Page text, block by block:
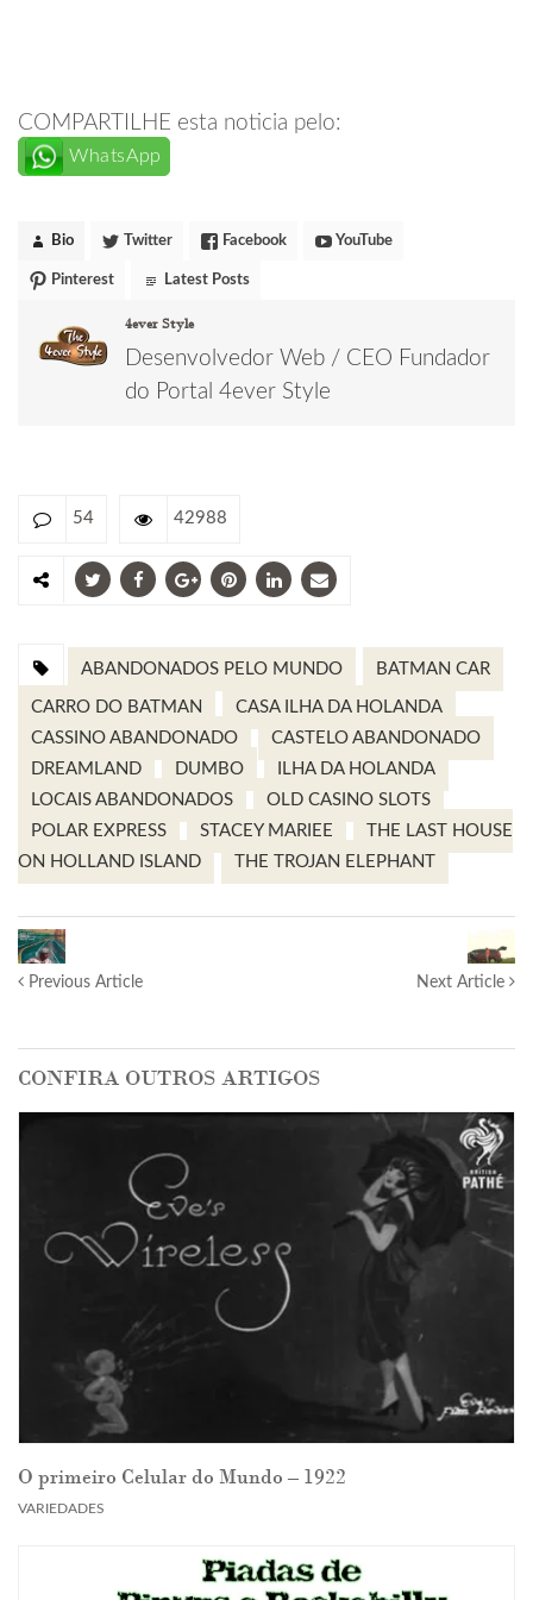
COMPARTILHE esta noticia pelo:
WhatsApp
Bio Twitter Facebook YouTube
Pinterest Latest Posts
4ever Style
Desenvolvedor Web / CEO Fundador
do Portal 4ever Style
54 42988
ABANDONADOS PELO MUNDO BATMAN CAR
CARRO DO BATMAN
CASA ILHA DA HOLANDA
CASSINO ABANDONADO
CASTELO ABANDONADO
DREAMLAND
DUMBO
ILHA DA HOLANDA
LOCAIS ABANDONADOS
OLD CASINO SLOTS
POLAR EXPRESS
STACEY MARIEE
THE LAST HOUSE
ON HOLLAND ISLAND
THE TROJAN ELEPHANT
Previous Article Next Article
CONFIRA OUTROS ARTIGOS
O primeiro Celular do Mundo – 1922
VARIEDADES